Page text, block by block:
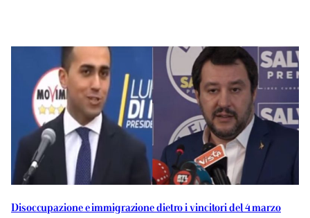
Disoccupazione e immigrazione dietro i vincitori del 4 marzo